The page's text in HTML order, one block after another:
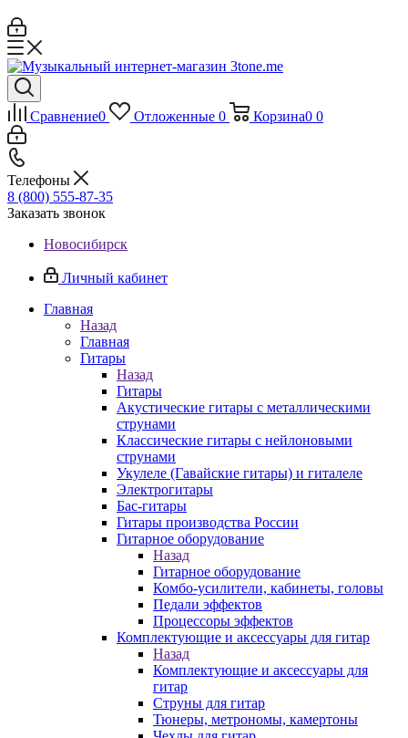
Сравнение0 Отложенные 0 Корзина0 0
Телефоны
8 (800) 555-87-35
Заказать звонок
Новосибирск
Личный кабинет
Главная
Назад
Главная
Гитары
Назад
Гитары
Акустические гитары с металлическими
струнами
Классические гитары с нейлоновыми
струнами
Укулеле (Гавайские гитары) и гиталеле
Электрогитары
Бас-гитары
Гитары производства России
Гитарное оборудование
Назад
Гитарное оборудование
Комбо-усилители, кабинеты, головы
Педали эффектов
Процессоры эффектов
Комплектующие и аксессуары для гитар
Назад
Комплектующие и аксессуары для
гитар
Струны для гитар
Тюнеры, метрономы, камертоны